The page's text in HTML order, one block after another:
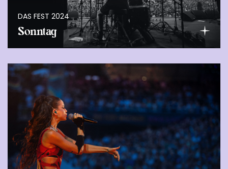
DAS FEST 2024
Sonntag